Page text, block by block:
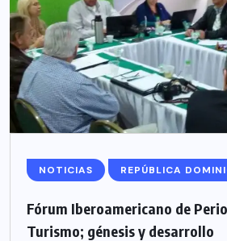
NOTICIAS REPÚBLICA
Fórum Iberoamericano de
Turismo; génesis y desarrollo